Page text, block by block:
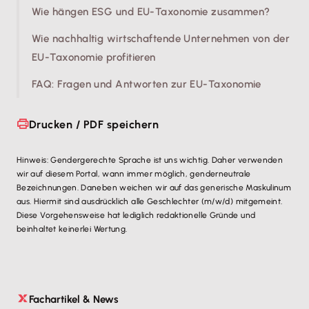
sogenannte Kompass zur EU-Taxonomie sammelt
dabei die verschiedenen Kriterien sowie Aktivitäten
für die jeweiligen Sektoren gemäß den Vorschriften
Wie hängen ESG und EU-Taxonomie zusammen?
Wie nachhaltig wirtschaftende Unternehmen von der
EU-Taxonomie profitieren
FAQ: Fragen und Antworten zur EU-Taxonomie
Drucken / PDF speichern
Hinweis: Gendergerechte Sprache ist uns wichtig. Daher verwenden
wir auf diesem Portal, wann immer möglich, genderneutrale
Bezeichnungen. Daneben weichen wir auf das generische Maskulinum
aus. Hiermit sind ausdrücklich alle Geschlechter (m/w/d) mitgemeint.
Diese Vorgehensweise hat lediglich redaktionelle Gründe und
beinhaltet keinerlei Wertung.
Fachartikel & News